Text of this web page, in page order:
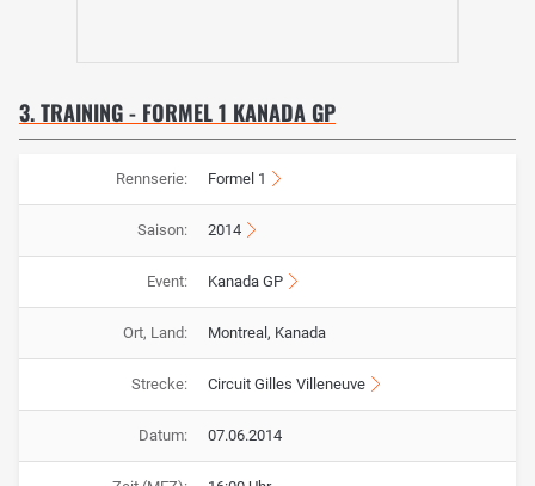
3. TRAINING - FORMEL 1 KANADA GP
Rennserie: Formel 1
Saison: 2014
Event: Kanada GP
Ort, Land: Montreal, Kanada
Strecke: Circuit Gilles Villeneuve
Datum: 07.06.2014